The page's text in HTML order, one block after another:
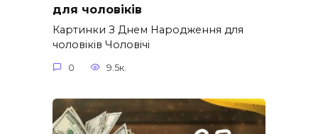
для чоловіків​
Картинки З Днем Народження для
чоловіків​ Чоловічі
0 9.5к.